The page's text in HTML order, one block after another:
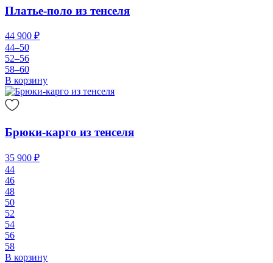
Платье-поло из тенселя
44 900 ₽
44–50
52–56
58–60
В корзину
Брюки-карго из тенселя
35 900 ₽
44
46
48
50
52
54
56
58
В корзину